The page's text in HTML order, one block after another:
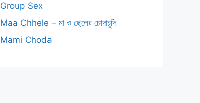
Group Sex
Maa Chhele – মা ও ছেলের চোদাচুদি
Mami Choda